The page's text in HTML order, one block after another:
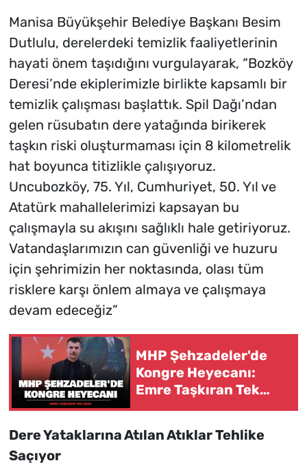
Manisa Büyükşehir Belediye Başkanı Besim
Dutlulu, derelerdeki temizlik faaliyetlerinin
hayati önem taşıdığını vurgulayarak, “Bozköy
Deresi’nde ekiplerimizle birlikte kapsamlı bir
temizlik çalışması başlattık. Spil Dağı’ndan
gelen rüsubatın dere yatağında birikerek
taşkın riski oluşturmaması için 8 kilometrelik
hat boyunca titizlikle çalışıyoruz.
Uncubozköy, 75. Yıl, Cumhuriyet, 50. Yıl ve
Atatürk mahallelerimizi kapsayan bu
çalışmayla su akışını sağlıklı hale getiriyoruz.
Vatandaşlarımızın can güvenliği ve huzuru
için şehrimizin her noktasında, olası tüm
risklere karşı önlem almaya ve çalışmaya
devam edeceğiz”
MHP Şehzadeler'de
Kongre Heyecanı:
Emre Taşkıran Tek
Dere Yataklarına Atılan Atıklar Tehlike
Saçıyor